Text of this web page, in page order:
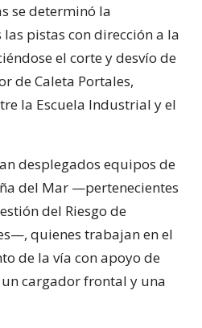
se determinó la
pistas con dirección a la
el corte y desvío de
de Caleta Portales,
la Escuela Industrial y el
desplegados equipos de
del Mar —pertenecientes
del Riesgo de
quienes trabajan en el
de la vía con apoyo de
cargador frontal y una